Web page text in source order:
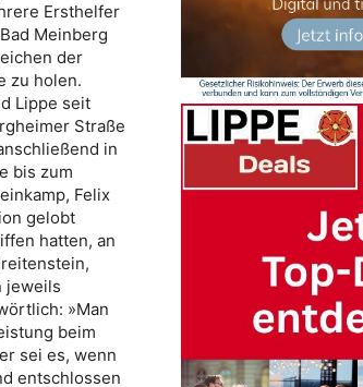
Ersthelfer
Meinberg
der
zu holen.
Lippe seit
Straße
in
bis zum
Felix
gelobt
hatten, an
jeweils
»Man
beim
sei es, wenn
entschlossen